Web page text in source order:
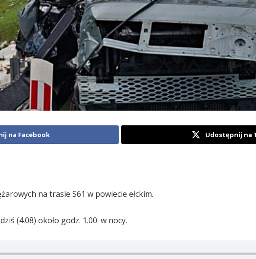
na Facebook Udostępnij na
na trasie S61 w powiecie ełckim.
(4.08) około godz. 1.00. w nocy.